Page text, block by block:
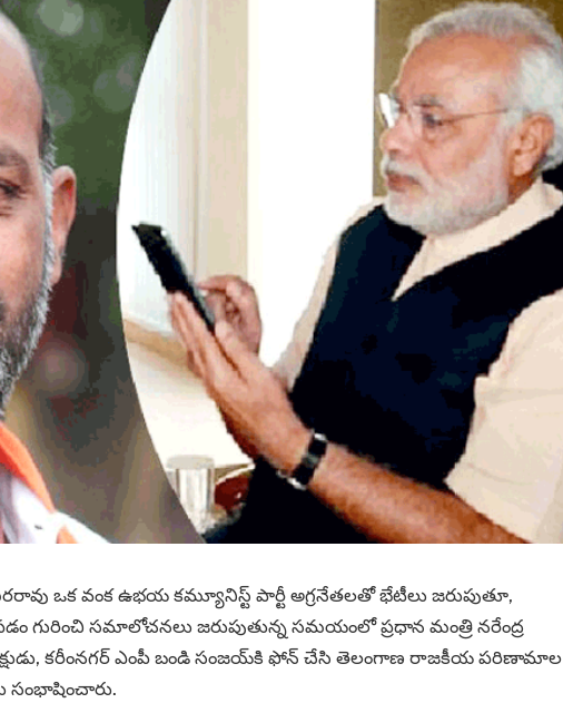
ఒక వంక ఉభయ కమ్యూనిస్ట్ పార్టీ అగ్రనేతలతో భేటీలు జరుపుతూ,
గురించి సమాలోచనలు జరుపుతున్న సమయంలో ప్రధాన మంత్రి నరేంద్ర
కరీంనగర్ ఎంపీ బండి సంజయ్‌కి ఫోన్ చేసి తెలంగాణ రాజకీయ పరిణామాల
సంభాషించారు.